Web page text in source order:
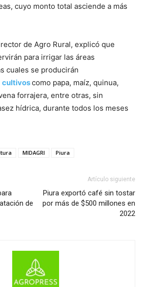
cuyo monto total asciende a más
de Agro Rural, explicó que
para irrigar las áreas
cuales se producirán
cultivoscomo papa, maíz, quinua,
forrajera, entre otras, sin
hídrica, durante todos los meses
MIDAGRI Piura
de
Artículo siguiente
Piura exportó café sin tostar
por más de $500 millones en
2022